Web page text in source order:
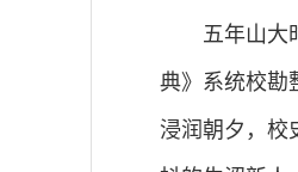
五年山大
典》系统校勘
浸润朝夕，校